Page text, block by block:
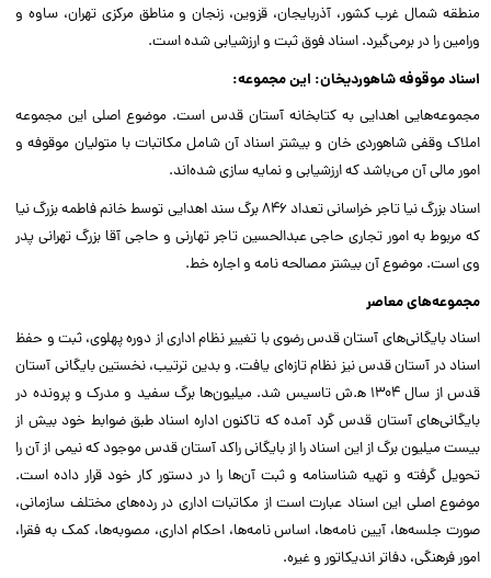
منطقه شمال غرب کشور، آذربایجان، قزوین، زنجان و مناطق مرکزی تهران، ساوه و
ورامین را در برمی‌گیرد. اسناد فوق ثبت و ارزشیابی شده است.
اسناد موقوفه شاهوردیخان: این مجموعه:
مجموعه‌هایی اهدایی به کتابخانه آستان قدس است. موضوع اصلی این مجموعه
املاک وقفی شاهوردی خان و بیشتر اسناد آن شامل مکاتبات با متولیان موقوفه و
امور مالی آن می‌باشد که ارزشیابی و نمایه سازی شده‌اند.
اسناد بزرگ نیا تاجر خراسانی تعداد ۸۴۶ برگ سند اهدایی توسط خانم فاطمه بزرگ نیا
که مربوط به امور تجاری حاجی عبدالحسین تاجر تهارنی و حاجی آقا بزرگ تهرانی پدر
وی است. موضوع آن بیشتر مصالحه نامه و اجاره خط.
مجموعه‌های معاصر
اسناد بایگانی‌های آستان قدس رضوی با تغییر نظام اداری از دوره پهلوی، ثبت و حفظ
اسناد در آستان قدس نیز نظام تازه‌ای یافت. و بدین ترتیب، نخستین بایگانی آستان
قدس از سال ۱۳۰۴ ﻫ.ش تاسیس شد. میلیون‌ها برگ سفید و مدرک و پرونده در
بایگانی‌های آستان قدس گرد آمده که تاکنون اداره اسناد طبق ضوابط خود بیش از
بیست میلیون برگ از این اسناد را از بایگانی راکد آستان قدس موجود که نیمی از آن را
تحویل گرفته و تهیه شناسنامه و ثبت آن‌ها را در دستور کار خود قرار داده است.
موضوع اصلی این اسناد عبارت است از مکاتبات اداری در رده‌های مختلف سازمانی،
صورت جلسه‌ها، آیین نامه‌ها، اساس نامه‌ها، احکام اداری، مصوبه‌ها، کمک به فقرا،
امور فرهنگی، دفا‌تر اندیکاتور و غیره.